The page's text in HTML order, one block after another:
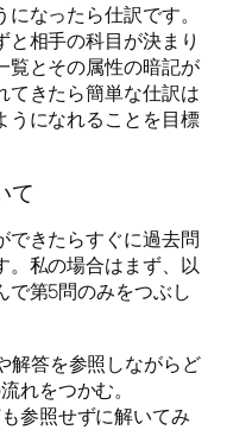
なったら仕訳です。
相手の科目が決まり
覧とその属性の暗記が
てきたら簡単な仕訳は
うになれることを目標
て
きたらすぐに過去問
。私の場合はまず、以
第5問のみをつぶし
解答を参照しながらど
れをつかむ。
参照せずに解いてみ